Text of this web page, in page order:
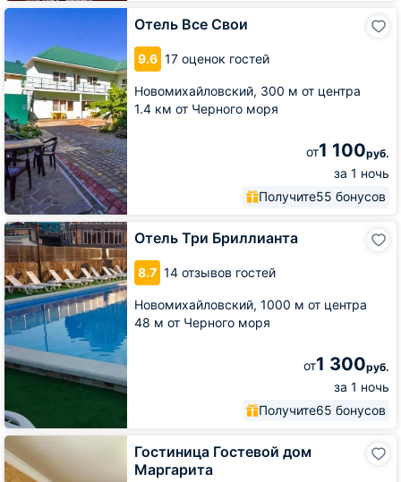
Отель Все Свои
9.6 17 оценок гостей
Новомихайловский, 300 м от центра
1.4 км от Черного моря
от1 100руб.
за 1 ночь
Получите55 бонусов
Отель
Отель Три Бриллианта
8.7 14 отзывов гостей
Новомихайловский, 1000 м от центра
48 м от Черного моря
от1 300руб.
за 1 ночь
Получите65 бонусов
Отель
Три
Бриллианта
Гостиница Гостевой дом
Маргарита
Гостиница
Гостевой
дом